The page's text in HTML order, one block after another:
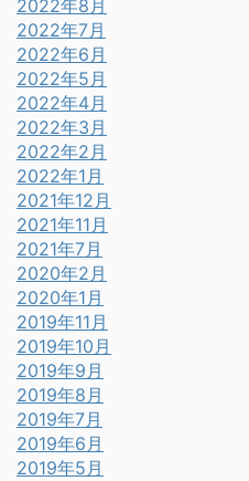
2022年8月
2022年7月
2022年6月
2022年5月
2022年4月
2022年3月
2022年2月
2022年1月
2021年12月
2021年11月
2021年7月
2020年2月
2020年1月
2019年11月
2019年10月
2019年9月
2019年8月
2019年7月
2019年6月
2019年5月